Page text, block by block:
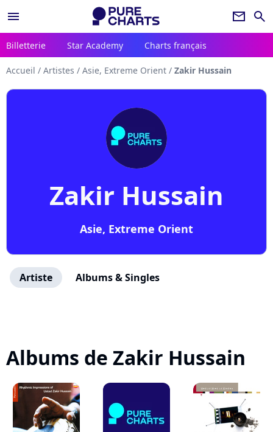
menu newsletter search
Billetterie Star Academy Charts français
Accueil / Artistes / Asie, Extreme Orient / Zakir Hussain
Zakir Hussain
Asie, Extreme Orient
Artiste Albums & Singles
Albums de Zakir Hussain